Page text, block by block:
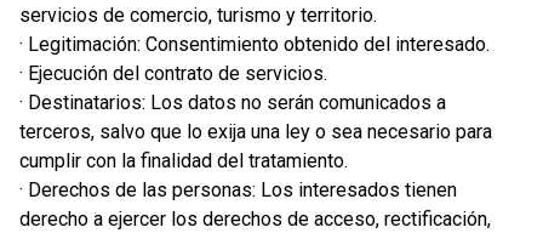
servicios de comercio, turismo y territorio.
· Legitimación: Consentimiento obtenido del interesado.
· Ejecución del contrato de servicios.
· Destinatarios: Los datos no serán comunicados a
terceros, salvo que lo exija una ley o sea necesario para
cumplir con la finalidad del tratamiento.
· Derechos de las personas: Los interesados tienen
derecho a ejercer los derechos de acceso, rectificación,